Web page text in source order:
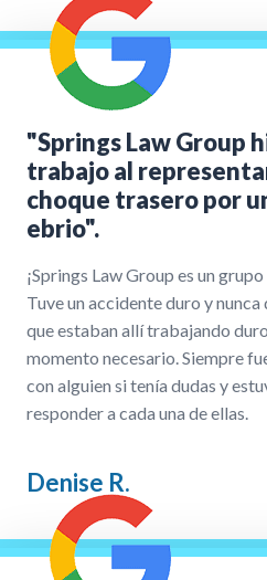
"Springs Law Group
trabajo al
choque trasero por
ebrio".
¡Springs Law Group es un
Tuve un accidente duro y
que estaban allí trabajando
momento necesario. Siempre
con alguien si tenía dudas y
responder a cada una de ellas.
Denise R.